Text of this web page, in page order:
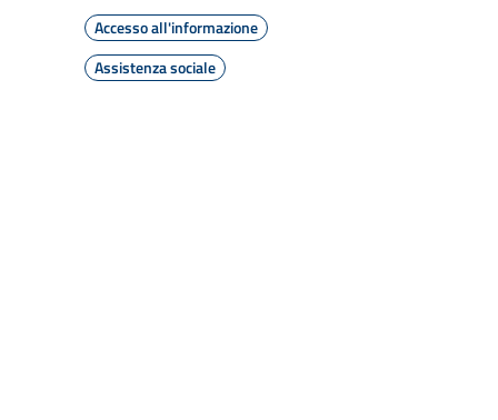
Accesso all'informazione
Assistenza sociale